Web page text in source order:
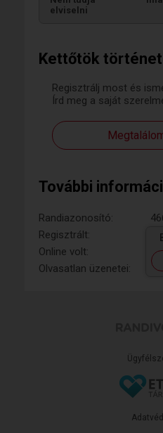
Kettőtök
Regisztrálj most és
Írd meg a saját
További
Randiazonosító:
Regisztrált:
Online volt:
Olvasatlan üzenetei:
elviselni